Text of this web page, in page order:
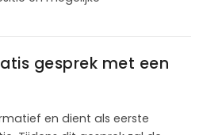
gesprek met een
en dient als eerste